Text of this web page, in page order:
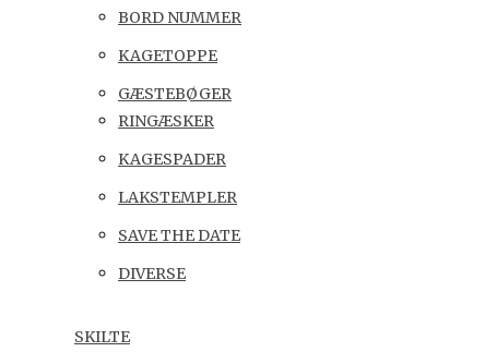
BORD NUMMER
KAGETOPPE
GÆSTEBØGER
RINGÆSKER
KAGESPADER
LAKSTEMPLER
SAVE THE DATE
DIVERSE
SKILTE